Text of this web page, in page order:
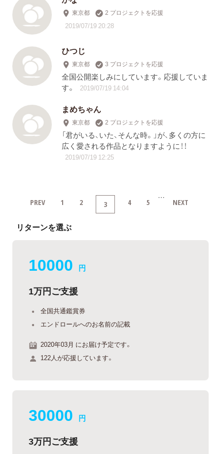
東京都 2 プロジェクトを応援
2019/07/19 20:28
ひつじ
東京都 3 プロジェクトを応援
全国公開楽しみにしています。応援していま
す。
2019/07/19 14:04
まめちゃん
東京都 2 プロジェクトを応援
「君がいる、いた、そんな時。」が、多くの方に
広く愛される作品となりますように！！
2019/07/19 12:25
PREV 1 2 3 4 5 … NEXT
リターンを選ぶ
10000 円
1万円ご支援
全国共通鑑賞券
エンドロールへのお名前の記載
2020年03月 にお届け予定です。
122人が応援しています。
30000 円
3万円ご支援